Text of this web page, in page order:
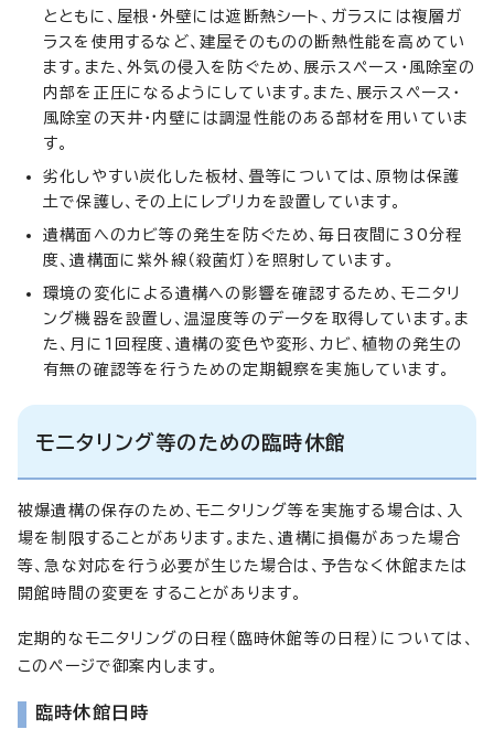
とともに、屋根・外壁には遮断熱シート、ガラスには複層ガ
ラスを使用するなど、建屋そのものの断熱性能を高めてい
ます。また、外気の侵入を防ぐため、展示スペース・風除室の
内部を正圧になるようにしています。また、展示スペース・
風除室の天井・内壁には調湿性能のある部材を用いていま
す。
劣化しやすい炭化した板材、畳等については、原物は保護
土で保護し、その上にレプリカを設置しています。
遺構面へのカビ等の発生を防ぐため、毎日夜間に30分程
度、遺構面に紫外線（殺菌灯）を照射しています。
環境の変化による遺構への影響を確認するため、モニタリ
ング機器を設置し、温湿度等のデータを取得しています。ま
た、月に1回程度、遺構の変色や変形、カビ、植物の発生の
有無の確認等を行うための定期観察を実施しています。
モニタリング等のための臨時休館
被爆遺構の保存のため、モニタリング等を実施する場合は、入
場を制限することがあります。また、遺構に損傷があった場合
等、急な対応を行う必要が生じた場合は、予告なく休館または
開館時間の変更をすることがあります。
定期的なモニタリングの日程（臨時休館等の日程）については、
このページで御案内します。
臨時休館日時